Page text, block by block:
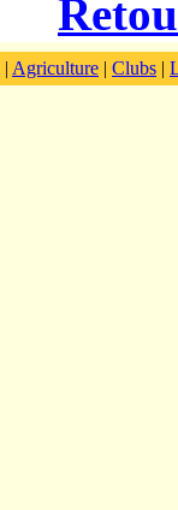
| Agriculture | Clubs |